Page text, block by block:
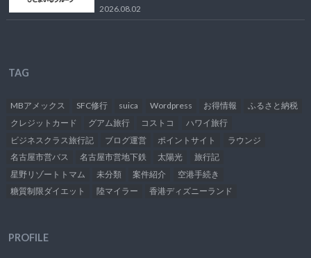
2026.08.02
TAG
MBアメックス SFC修行 suica Wordpress お得情報
ふるさと納税
クレジットカード
グアム旅行 コストコ
ハワイ旅行
ビジネスクラス旅行記
ブログ運営 ポイントサイト
ラウンジ
名古屋市営バス
名古屋市営地下鉄 太陽光
旅行記
星野リゾートトマム
未分類 案件紹介
空港手続き
糖質制限ダイエット
陸マイラー 香港ディズニーランド
PROFILE